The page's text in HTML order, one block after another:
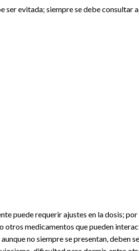
ser evitada; siempre se debe
puede requerir ajustes en la dosis;
otros medicamentos que pueden
no siempre se presentan,